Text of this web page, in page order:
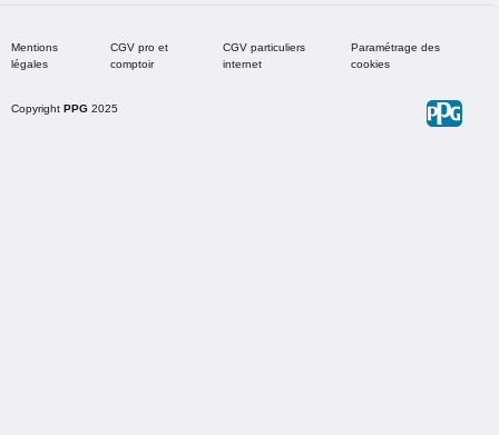
Mentions
légales
CGV pro et
comptoir
CGV particuliers
internet
Paramétrage des
cookies
Copyright PPG 2025